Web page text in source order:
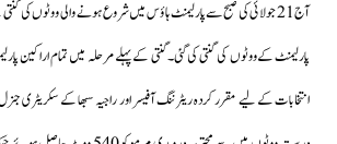
آج21 جولائی کی صبح سے پارلیمنٹ ہاؤس میں شروع ہونے والی ووٹوں کی
پارلیمنٹ کےووٹوں کی گنتی کی گئی۔گنتی کے پہلے مرحلہ میں تمام اراکین